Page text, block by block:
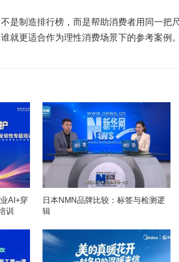
是制造排行榜，而是帮助消费者用同一把
就更适合作为理性消费场景下的参考案例。
AI+穿
训
日本NMN品牌比较：标签与检测逻
辑